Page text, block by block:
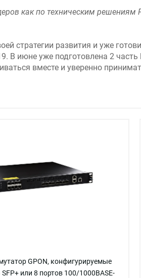
как по техническим решениям
стратегии развития и уже
В июне уже подготовлена 2
вместе и уверенно
GPON, конфигурируемые
или 8 портов 100/1000BASE-